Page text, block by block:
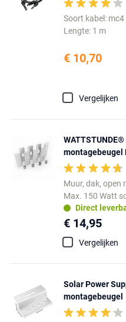
Soort kabel:
Lengte: 1 m
€ 10,70
Vergelijken
montagebeugel
Muur, dak, open
Max. 150 Watt
Direct
€ 14,95
Vergelijken
Solar Power
montagebeugel